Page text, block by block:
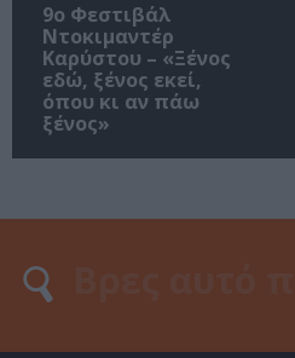
9ο Φεστιβάλ
Ντοκιμαντέρ
Καρύστου – «Ξένος
εδώ, ξένος εκεί,
όπου κι αν πάω
ξένος»